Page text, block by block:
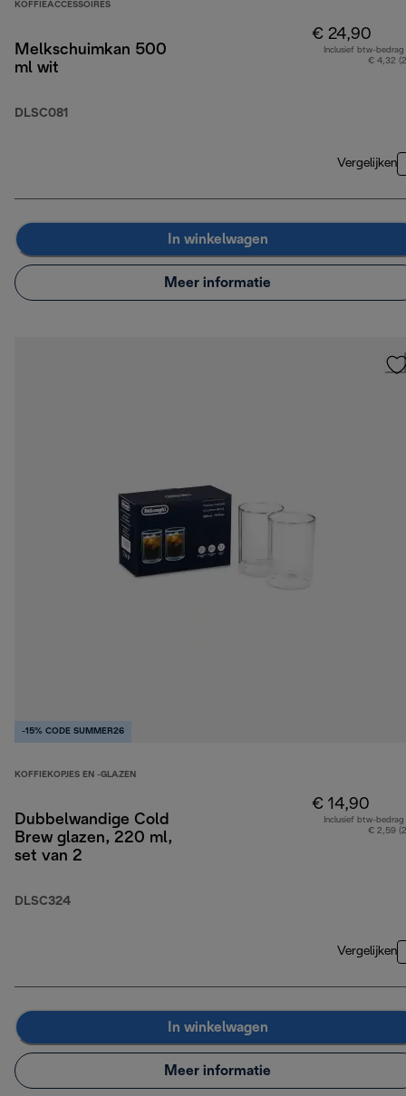
KOFFIEACCESSOIRES
Melkschuimkan 500
ml wit
DLSC081
€ 24,90
Inclusief btw-bedrag
€ 4,32
Vergelijken
In winkelwagen
Meer informatie
-15% CODE SUMMER26
KOFFIEKOPJES EN -GLAZEN
Dubbelwandige Cold
Brew glazen, 220 ml,
set van 2
DLSC324
€ 14,90
Inclusief btw-bedrag
€ 2,59
Vergelijken
In winkelwagen
Meer informatie